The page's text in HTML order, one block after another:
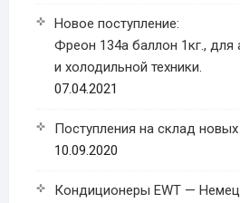
Новое поступление:
Фреон 134a баллон 1кг., для
и холодильной техники.
07.04.2021
Поступления на склад
10.09.2020
Кондиционеры EWT —